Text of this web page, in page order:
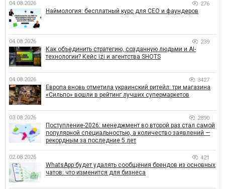
04.08.2026 276
Наймология: бесплатный курс для CEO и фаундеров
04.08.2026 239
Как объединить стратегию, созданную людьми и AI-
технологии? Кейс izi и агентства SHOTS
04.08.2026 3427
Европа вновь отметила украинский ритейл: три магазина
«Сильпо» вошли в рейтинг лучших супермаркетов
03.08.2026 2890
Поступление-2026: менеджмент во второй раз стал самой
популярной специальностью, а количество заявлений —
рекордным за последние 5 лет
02.08.2026 421
WhatsApp будет удалять сообщения брендов из основных
чатов: что изменится для бизнеса